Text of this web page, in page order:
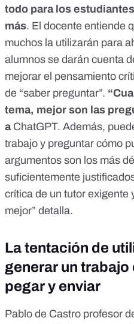
todo para los
más. El docente entiende
muchos la utilizarán para
alumnos se darán cuenta
mejorar el pensamiento
de “saber preguntar”.
tema, mejor son las
a ChatGPT. Además,
trabajo y preguntar cómo
argumentos son los más
suficientemente
crítica de un tutor exigente
mejor” detalla.
La tentación de
generar un
pegar y enviar
Pablo de Castro profesor